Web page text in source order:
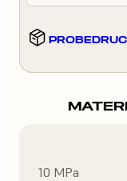
10 MPa